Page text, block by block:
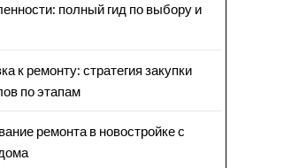
полный гид по выбору и
к ремонту: стратегия закупки
по этапам
ремонта в новостройке с